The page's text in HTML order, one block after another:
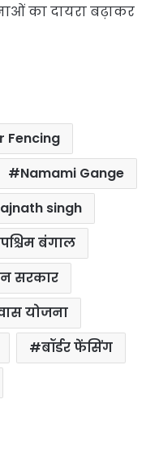
का दायरा बढ़ाकर
Fencing
Namami Gange
singh
बंगाल
सरकार
योजना
बॉर्डर फेंसिंग